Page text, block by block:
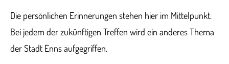
Die persönlichen Erinnerungen stehen hier im Mittelpunkt.
Bei jedem der zukünftigen Treffen wird ein anderes Thema
der Stadt Enns aufgegriffen.